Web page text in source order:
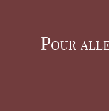
Pour